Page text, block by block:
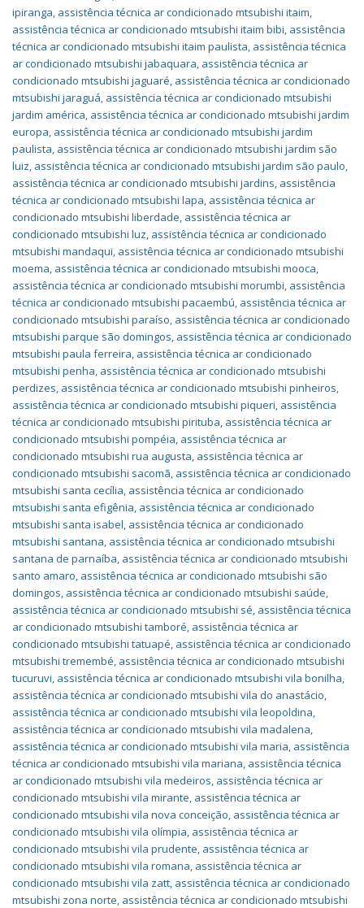
ipiranga, assistência técnica ar condicionado mtsubishi itaim,
assistência técnica ar condicionado mtsubishi itaim bibi, assistência
técnica ar condicionado mtsubishi itaim paulista, assistência técnica
ar condicionado mtsubishi jabaquara, assistência técnica ar
condicionado mtsubishi jaguaré, assistência técnica ar condicionado
mtsubishi jaraguá, assistência técnica ar condicionado mtsubishi
jardim américa, assistência técnica ar condicionado mtsubishi jardim
europa, assistência técnica ar condicionado mtsubishi jardim
paulista, assistência técnica ar condicionado mtsubishi jardim são
luiz, assistência técnica ar condicionado mtsubishi jardim são paulo,
assistência técnica ar condicionado mtsubishi jardins, assistência
técnica ar condicionado mtsubishi lapa, assistência técnica ar
condicionado mtsubishi liberdade, assistência técnica ar
condicionado mtsubishi luz, assistência técnica ar condicionado
mtsubishi mandaqui, assistência técnica ar condicionado mtsubishi
moema, assistência técnica ar condicionado mtsubishi mooca,
assistência técnica ar condicionado mtsubishi morumbi, assistência
técnica ar condicionado mtsubishi pacaembú, assistência técnica ar
condicionado mtsubishi paraíso, assistência técnica ar condicionado
mtsubishi parque são domingos, assistência técnica ar condicionado
mtsubishi paula ferreira, assistência técnica ar condicionado
mtsubishi penha, assistência técnica ar condicionado mtsubishi
perdizes, assistência técnica ar condicionado mtsubishi pinheiros,
assistência técnica ar condicionado mtsubishi piqueri, assistência
técnica ar condicionado mtsubishi pirituba, assistência técnica ar
condicionado mtsubishi pompéia, assistência técnica ar
condicionado mtsubishi rua augusta, assistência técnica ar
condicionado mtsubishi sacomã, assistência técnica ar condicionado
mtsubishi santa cecília, assistência técnica ar condicionado
mtsubishi santa efigênia, assistência técnica ar condicionado
mtsubishi santa isabel, assistência técnica ar condicionado
mtsubishi santana, assistência técnica ar condicionado mtsubishi
santana de parnaíba, assistência técnica ar condicionado mtsubishi
santo amaro, assistência técnica ar condicionado mtsubishi são
domingos, assistência técnica ar condicionado mtsubishi saúde,
assistência técnica ar condicionado mtsubishi sé, assistência técnica
ar condicionado mtsubishi tamboré, assistência técnica ar
condicionado mtsubishi tatuapé, assistência técnica ar condicionado
mtsubishi tremembé, assistência técnica ar condicionado mtsubishi
tucuruvi, assistência técnica ar condicionado mtsubishi vila bonilha,
assistência técnica ar condicionado mtsubishi vila do anastácio,
assistência técnica ar condicionado mtsubishi vila leopoldina,
assistência técnica ar condicionado mtsubishi vila madalena,
assistência técnica ar condicionado mtsubishi vila maria, assistência
técnica ar condicionado mtsubishi vila mariana, assistência técnica
ar condicionado mtsubishi vila medeiros, assistência técnica ar
condicionado mtsubishi vila mirante, assistência técnica ar
condicionado mtsubishi vila nova conceição, assistência técnica ar
condicionado mtsubishi vila olímpia, assistência técnica ar
condicionado mtsubishi vila prudente, assistência técnica ar
condicionado mtsubishi vila romana, assistência técnica ar
condicionado mtsubishi vila zatt, assistência técnica ar condicionado
mtsubishi zona norte, assistência técnica ar condicionado mtsubishi